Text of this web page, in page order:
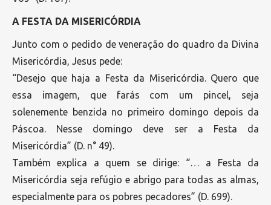
A FESTA DA MISERICÓRDIA
Junto com o pedido de veneração do quadro da Divina
Misericórdia, Jesus pede:
“Desejo que haja a Festa da Misericórdia. Quero que
essa imagem, que farás com um pincel, seja
solenemente benzida no primeiro domingo depois da
Páscoa. Nesse domingo deve ser a Festa da
Misericórdia” (D. n° 49).
Também explica a quem se dirige: “… a Festa da
Misericórdia seja refúgio e abrigo para todas as almas,
especialmente para os pobres pecadores” (D. 699).